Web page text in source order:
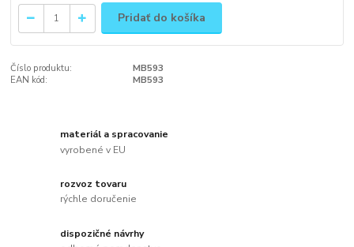
Pridať do košíka
Číslo produktu:
MB593
EAN kód:
MB593
materiál a spracovanie
vyrobené v EU
rozvoz tovaru
rýchle doručenie
dispozičné návrhy